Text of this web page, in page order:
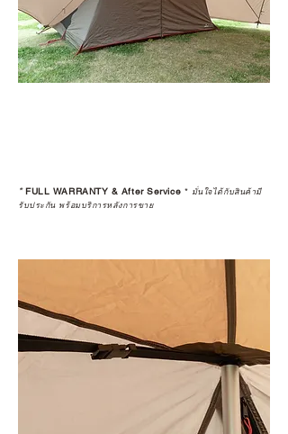
*FULL WARRANTY & After Service * มั่นใจได้กับสินค้ามี
รับประกัน พร้อมบริการหลังการขาย